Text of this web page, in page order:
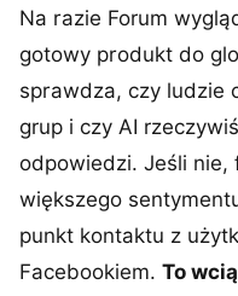
Na razie Forum
gotowy produkt do
sprawdza, czy ludzie
grup i czy AI
odpowiedzi. Jeśli nie,
większego
punkt kontaktu z
Facebookiem. To